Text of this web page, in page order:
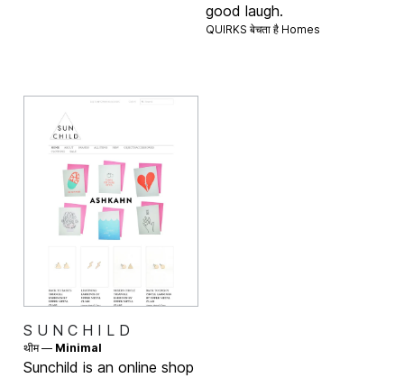
good laugh.
QUIRKS बेचता है Homes
S U N C H I L D
थीम — Minimal
Sunchild is an online shop